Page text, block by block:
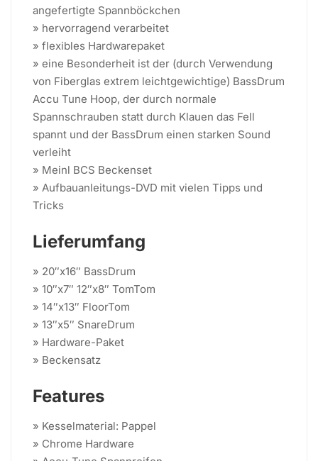
angefertigte Spannböckchen
» hervorragend verarbeitet
» flexibles Hardwarepaket
» eine Besonderheit ist der (durch Verwendung
von Fiberglas extrem leichtgewichtige) BassDrum
Accu Tune Hoop, der durch normale
Spannschrauben statt durch Klauen das Fell
spannt und der BassDrum einen starken Sound
verleiht
» Meinl BCS Beckenset
» Aufbauanleitungs-DVD mit vielen Tipps und
Tricks
Lieferumfang
» 20″x16″ BassDrum
» 10″x7″ 12″x8″ TomTom
» 14″x13″ FloorTom
» 13″x5″ SnareDrum
» Hardware-Paket
» Beckensatz
Features
» Kesselmaterial: Pappel
» Chrome Hardware